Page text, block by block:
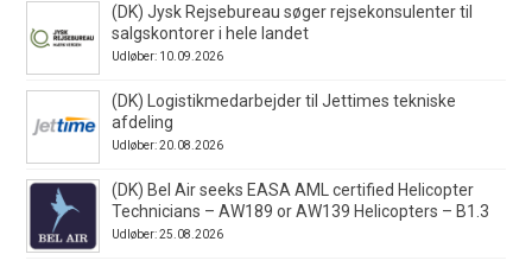
(DK) Jysk Rejsebureau søger rejsekonsulenter til
salgskontorer i hele landet
Udløber: 10.09.2026
(DK) Logistikmedarbejder til Jettimes tekniske
afdeling
Udløber: 20.08.2026
(DK) Bel Air seeks EASA AML certified Helicopter
Technicians – AW189 or AW139 Helicopters – B1.3
Udløber: 25.08.2026